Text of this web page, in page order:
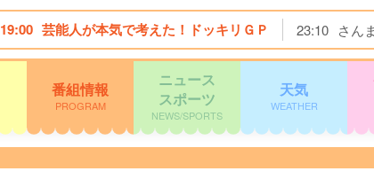
19:00 芸能人が本気で考えた！ドッキリＧＰ 23:10 さん
番組情報
PROGRAM
ニュース
スポーツ
NEWS/SPORTS
天気
WEATHER